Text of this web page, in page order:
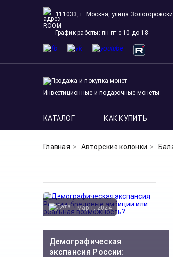
111033, г. Москва, улица
ROOM
График работы: пн-пт с 10 до 18
Инвестиционные и подарочные монеты
КАТАЛОГ КАК КУПИТЬ
Главная Авторские колонки
Демографическая
экспансия России:
мар 1, 2024